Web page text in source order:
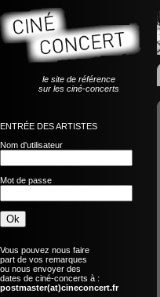
le site de référence
sur les ciné-concerts
ENTRÉE DES ARTISTES
Nom d'utilisateur
Mot de passe
Vous pouvez nous faire
part de vos remarques
ou nous envoyer des
dates de ciné-concerts à :
postmaster(at)cineconcert.fr